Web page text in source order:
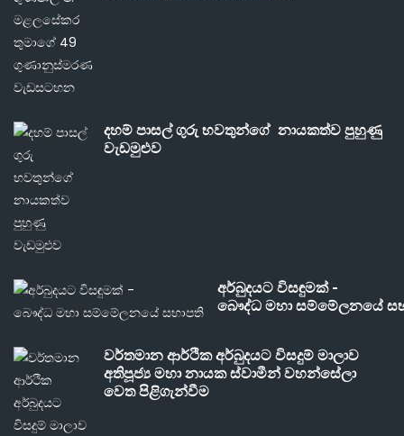
දහම් පාසල් ගුරු භවතුන්ගේ නායකත්ව පුහුණු
වැඩමුළුව
අර්බුදයට විසඳුමක් -
බෞද්ධ මහා සම්මේලනයේ
වර්තමාන ආර්ථික අර්බුදයට විසදුම් මාලාව
අතිපූජ්‍ය මහා නායක ස්වාමීන් වහන්සේලා
වෙත පිළිගැන්වීම